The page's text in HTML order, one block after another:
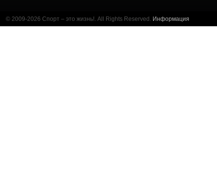
© 2009-2026 Спорт – это жизнь!. All Rights Reserved. Информация